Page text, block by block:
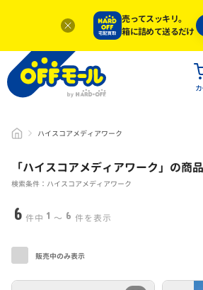
売ってスッキリ。
箱に詰めて送るだけ
ハイスコアメディアワーク
「ハイスコアメディアワーク」 の商
検索条件：ハイスコアメディアワーク
6 件中 1 〜 6 件を表示
販売中のみ表示